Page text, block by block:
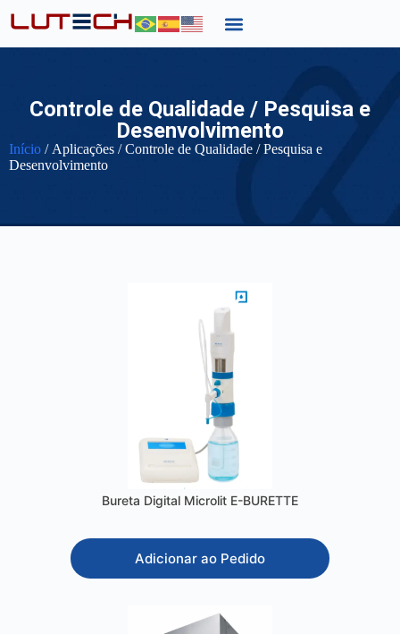
Controle de Qualidade / Pesquisa e
Desenvolvimento
Início / Aplicações / Controle de Qualidade / Pesquisa e
Desenvolvimento
Bureta Digital Microlit E-BURETTE
Adicionar ao Pedido